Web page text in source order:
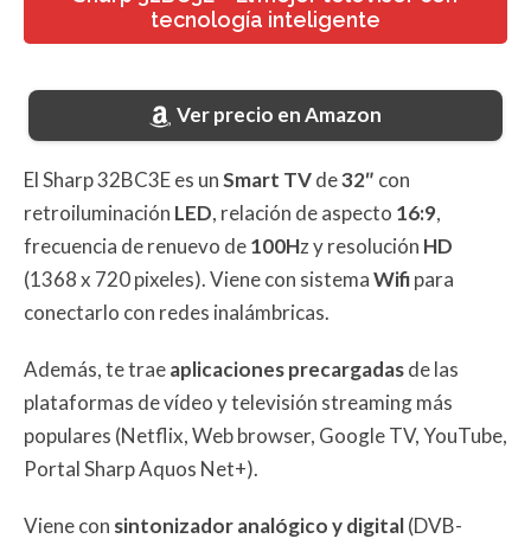
tecnología inteligente
Ver precio en Amazon
El Sharp 32BC3E es unSmart TVde32″ con
retroiluminación LED, relación de aspecto 16:9,
frecuencia de renuevo de100Hz y resolución HD
(1368 x 720 pixeles). Viene con sistemaWifipara
conectarlo con redes inalámbricas.
Además, te traeaplicaciones precargadasde las
plataformas de vídeo y televisión streaming más
populares (Netflix, Web browser, Google TV, YouTube,
Portal Sharp Aquos Net+).
Viene con sintonizador analógico y digital(DVB-